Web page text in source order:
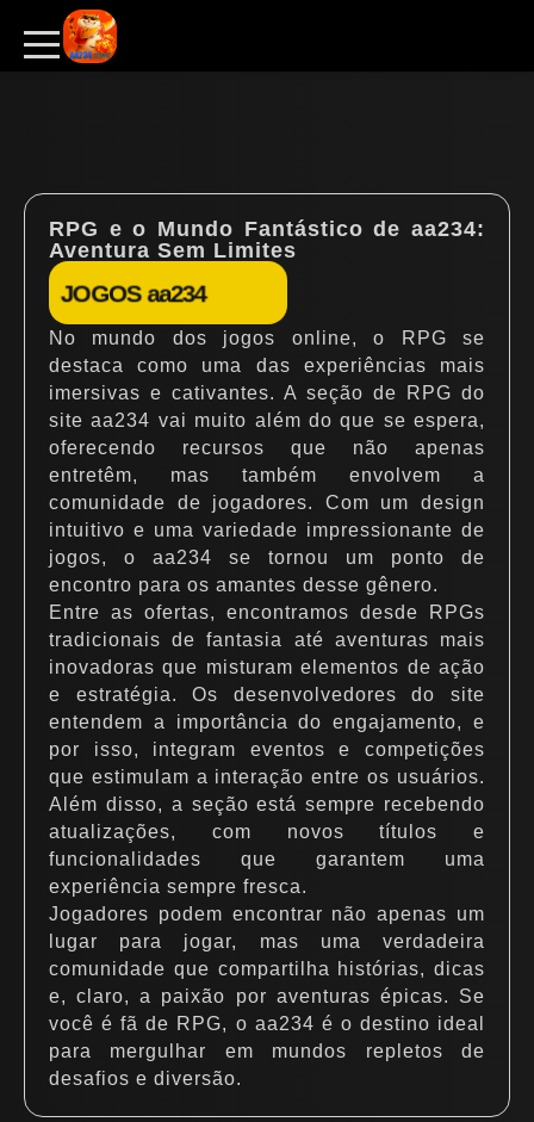
RPG e o Mundo Fantástico de aa234:
Aventura Sem Limites
JOGOS aa234
No mundo dos jogos online, o RPG se
destaca como uma das experiências mais
imersivas e cativantes. A seção de RPG do
site aa234 vai muito além do que se espera,
oferecendo recursos que não apenas
entretêm, mas também envolvem a
comunidade de jogadores. Com um design
intuitivo e uma variedade impressionante de
jogos, o aa234 se tornou um ponto de
encontro para os amantes desse gênero.
Entre as ofertas, encontramos desde RPGs
tradicionais de fantasia até aventuras mais
inovadoras que misturam elementos de ação
e estratégia. Os desenvolvedores do site
entendem a importância do engajamento, e
por isso, integram eventos e competições
que estimulam a interação entre os usuários.
Além disso, a seção está sempre recebendo
atualizações, com novos títulos e
funcionalidades que garantem uma
experiência sempre fresca.
Jogadores podem encontrar não apenas um
lugar para jogar, mas uma verdadeira
comunidade que compartilha histórias, dicas
e, claro, a paixão por aventuras épicas. Se
você é fã de RPG, o aa234 é o destino ideal
para mergulhar em mundos repletos de
desafios e diversão.